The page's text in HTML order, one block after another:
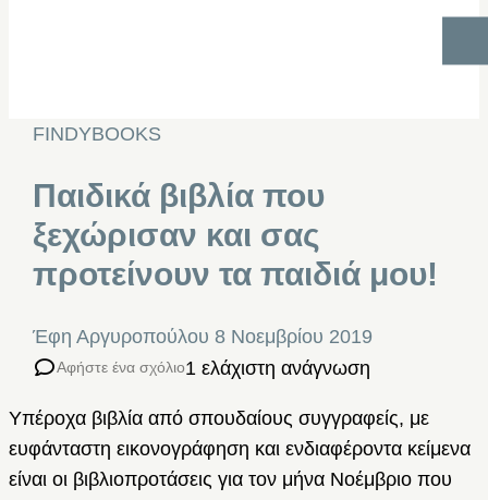
FINDYBOOKS
Παιδικά βιβλία που
ξεχώρισαν και σας
προτείνουν τα παιδιά μου!
Έφη Αργυροπούλου 8 Νοεμβρίου 2019
Αφήστε ένα σχόλιο1 ελάχιστη ανάγνωση
Υπέροχα βιβλία από σπουδαίους συγγραφείς, με
ευφάνταστη εικονογράφηση και ενδιαφέροντα κείμενα
είναι οι βιβλιοπροτάσεις για τον μήνα Νοέμβριο που